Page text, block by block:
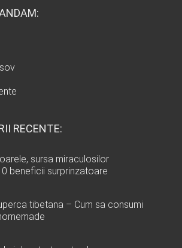
RECENTE:
sursa miraculosilor
beneficii surprinzatoare
tibetana – Cum sa consumi